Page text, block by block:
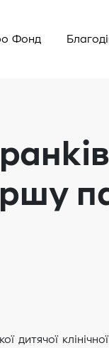
Фонд
дитячої